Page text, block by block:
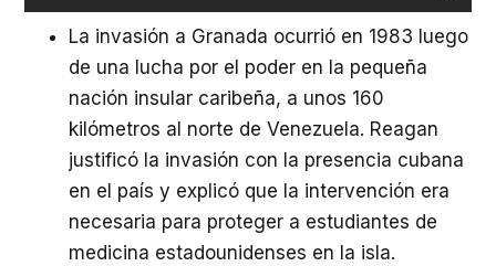
La invasión a Granada ocurrió en 1983 luego
de una lucha por el poder en la pequeña
nación insular caribeña, a unos 160
kilómetros al norte de Venezuela. Reagan
justificó la invasión con la presencia cubana
en el país y explicó que la intervención era
necesaria para proteger a estudiantes de
medicina estadounidenses en la isla.